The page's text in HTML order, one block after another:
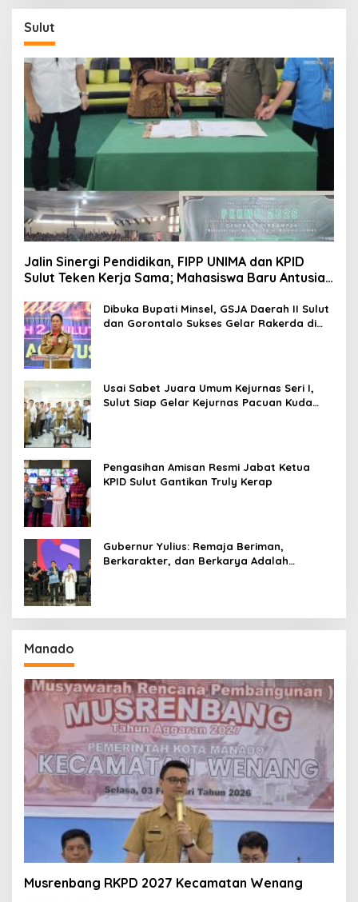
Sulut
Jalin Sinergi Pendidikan, FIPP UNIMA dan KPID
Sulut Teken Kerja Sama; Mahasiswa Baru Antusias
Dibuka Bupati Minsel, GSJA Daerah II Sulut
dan Gorontalo Sukses Gelar Rakerda di
Usai Sabet Juara Umum Kejurnas Seri I,
Sulut Siap Gelar Kejurnas Pacuan Kuda
Pengasihan Amisan Resmi Jabat Ketua
KPID Sulut Gantikan Truly Kerap
Gubernur Yulius: Remaja Beriman,
Berkarakter, dan Berkarya Adalah
Manado
Musrenbang RKPD 2027 Kecamatan Wenang